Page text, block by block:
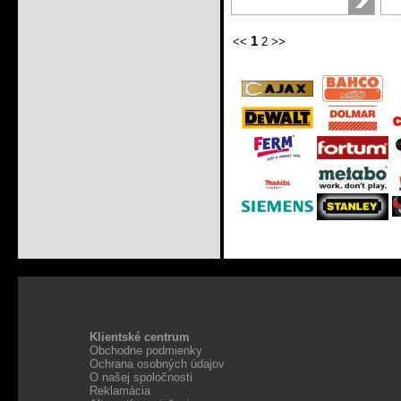
<< 1 2 >>
Klientské centrum
Obchodne podmienky
Ochrana osobných údajov
O našej spoločnosti
Reklamácia